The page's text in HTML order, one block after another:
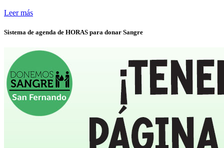
Leer más
Sistema de agenda de HORAS para donar Sangre